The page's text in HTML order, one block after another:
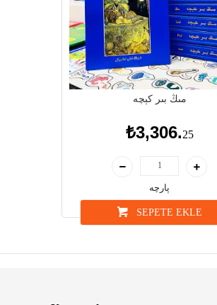
مىڭ بىر كېچە
₺3,306.25
پارچە
SEPETE EKLE